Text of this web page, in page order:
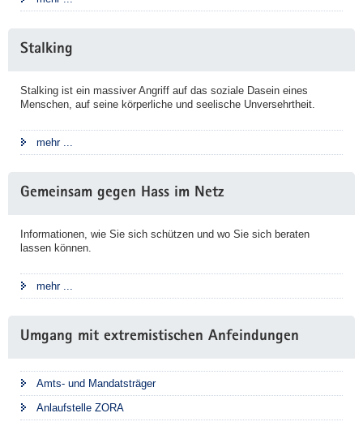
Stalking
Stalking ist ein massiver Angriff auf das soziale Dasein eines
Menschen, auf seine körperliche und seelische Unversehrtheit.
mehr ...
Gemeinsam gegen Hass im Netz
Informationen, wie Sie sich schützen und wo Sie sich beraten
lassen können.
mehr ...
Umgang mit extremistischen Anfeindungen
Amts- und Mandatsträger
Anlaufstelle ZORA